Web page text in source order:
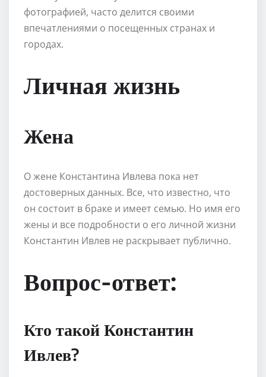
фотографией, часто делится своими
впечатлениями о посещенных странах и
городах.
Личная жизнь
Жена
О жене Константина Ивлева пока нет
достоверных данных. Все, что известно, что
он состоит в браке и имеет семью. Но имя его
жены и все подробности о его личной жизни
Константин Ивлев не раскрывает публично.
Вопрос-ответ:
Кто такой Константин
Ивлев?